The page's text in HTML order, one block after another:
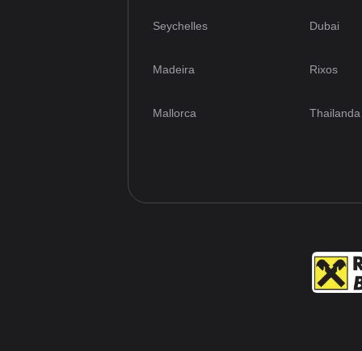
Seychelles Dubai
Madeira Rixos
Mallorca Thailanda